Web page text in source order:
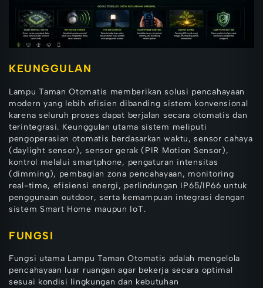
KEUNGGULAN
Lampu Taman Otomatis memberikan solusi pencahayaan
modern yang lebih efisien dibanding sistem konvensional
karena seluruh proses dapat berjalan secara otomatis dan
terintegrasi. Keunggulan utama sistem meliputi
pengoperasian otomatis berdasarkan waktu, sensor cahaya
(daylight sensor), sensor gerak (PIR Motion Sensor),
kontrol melalui smartphone, pengaturan intensitas
(dimming), pembagian zona pencahayaan, monitoring
real-time, efisiensi energi, perlindungan IP65/IP66 untuk
penggunaan outdoor, serta kemampuan integrasi dengan
sistem Smart Home maupun IoT.
FUNGSI
Fungsi utama Lampu Taman Otomatis adalah mengelola
pencahayaan luar ruangan agar bekerja secara optimal
sesuai kondisi lingkungan dan kebutuhan